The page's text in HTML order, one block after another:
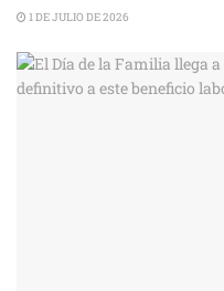
1 DE JULIO DE 2026